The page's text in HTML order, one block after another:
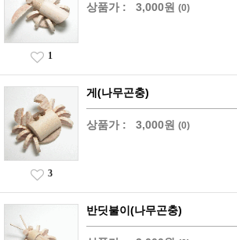
상품가 : 3,000원 (0)
1
게(나무곤충)
상품가 : 3,000원 (0)
3
반딧불이(나무곤충)